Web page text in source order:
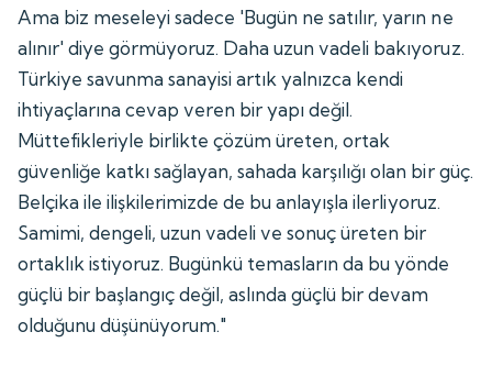
Ama biz meseleyi sadece 'Bugün ne satılır, yarın ne
alınır' diye görmüyoruz. Daha uzun vadeli bakıyoruz.
Türkiye savunma sanayisi artık yalnızca kendi
ihtiyaçlarına cevap veren bir yapı değil.
Müttefikleriyle birlikte çözüm üreten, ortak
güvenliğe katkı sağlayan, sahada karşılığı olan bir güç.
Belçika ile ilişkilerimizde de bu anlayışla ilerliyoruz.
Samimi, dengeli, uzun vadeli ve sonuç üreten bir
ortaklık istiyoruz. Bugünkü temasların da bu yönde
güçlü bir başlangıç değil, aslında güçlü bir devam
olduğunu düşünüyorum."